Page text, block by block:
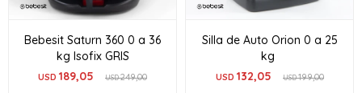
Bebesit Saturn 360 0 a 36
kg Isofix GRIS
USD 189,05 USD249,00
Silla de Auto Orion 0 a 25
kg
USD 132,05 USD199,00